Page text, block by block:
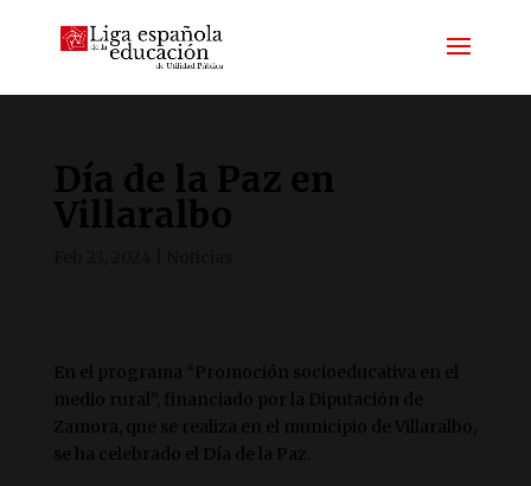
Día de la Paz en
Villaralbo
En el programa “Promoción socioeducativa en el
medio rural”, financiado por la Diputación de
Zamora, que se realiza en el municipio de Villaralbo,
se ha celebrado el Día de la Paz.